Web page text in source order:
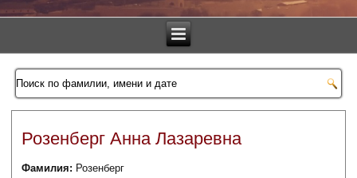
Розенберг Анна Лазаревна
Фамилия: Розенберг